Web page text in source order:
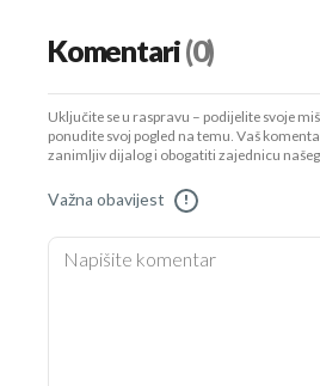
Komentari(0)
Uključite se u raspravu – podijelite svoje
ponudite svoj pogled na temu. Vaš
zanimljiv dijalog i obogatiti zajednicu
Važna obavijest !